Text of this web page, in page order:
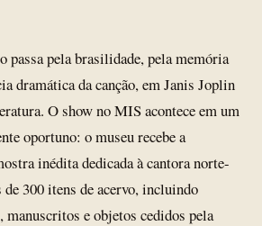
passa pela brasilidade, pela memória
dramática da canção, em Janis Joplin
O show no MIS acontece em um
oportuno: o museu recebe a
inédita dedicada à cantora norte-
300 itens de acervo, incluindo
e objetos cedidos pela